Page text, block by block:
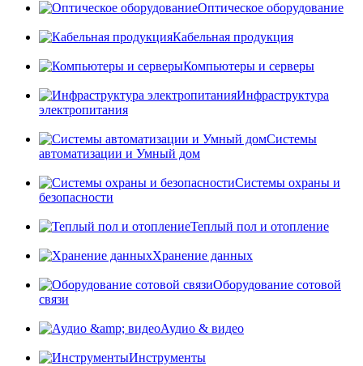
Оптическое оборудование
Кабельная продукция
Компьютеры и серверы
Инфраструктура
электропитания
Системы
автоматизации и Умный дом
Системы охраны и
безопасности
Теплый пол и отопление
Хранение данных
Оборудование сотовой
связи
Аудио & видео
Инструменты